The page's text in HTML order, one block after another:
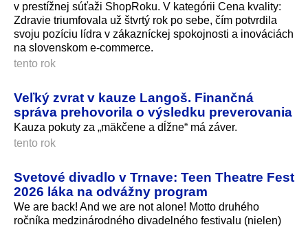
v prestížnej súťaži ShopRoku. V kategórii Cena kvality:
Zdravie triumfovala už štvrtý rok po sebe, čím potvrdila
svoju pozíciu lídra v zákazníckej spokojnosti a inováciách
na slovenskom e-commerce.
tento rok
Veľký zvrat v kauze Langoš. Finančná
správa prehovorila o výsledku preverovania
Kauza pokuty za „mäkčene a dĺžne“ má záver.
tento rok
Svetové divadlo v Trnave: Teen Theatre Fest
2026 láka na odvážny program
We are back! And we are not alone! Motto druhého
ročníka medzinárodného divadelného festivalu (nielen)